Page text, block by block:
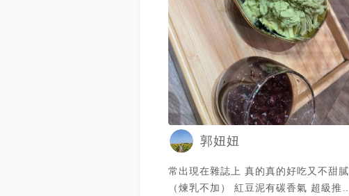
郭妞妞
常出現在雜誌上 真的真的好吃又不甜膩
（煉乳不加） 紅豆泥有碳香氣 超級推的